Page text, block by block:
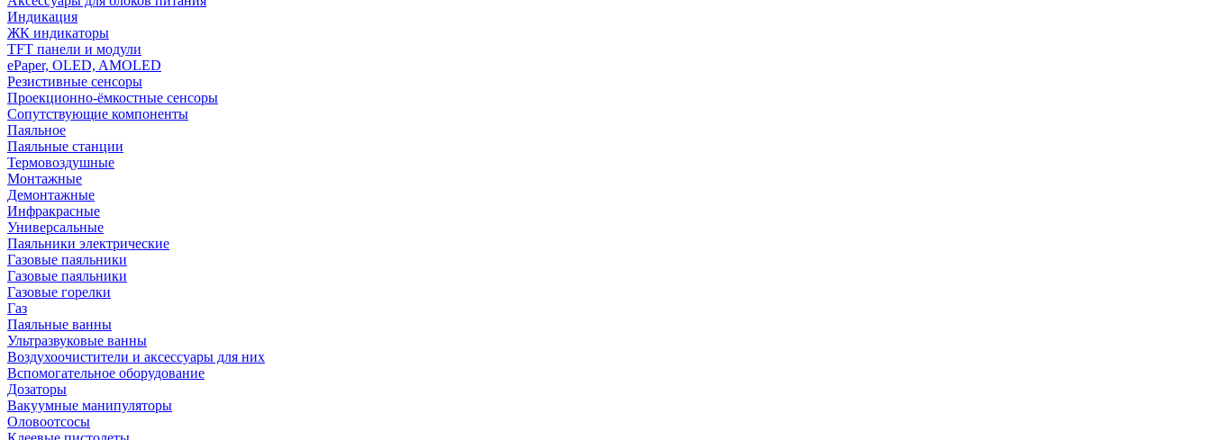
Индикация
ЖК индикаторы
TFT панели и модули
ePaper, OLED, AMOLED
Резистивные сенсоры
Проекционно-ёмкостные сенсоры
Сопутствующие компоненты
Паяльное
Паяльные станции
Термовоздушные
Монтажные
Демонтажные
Инфракрасные
Универсальные
Паяльники электрические
Газовые паяльники
Газовые паяльники
Газовые горелки
Газ
Паяльные ванны
Ультразвуковые ванны
Воздухоочистители и аксессуары для них
Вспомогательное оборудование
Дозаторы
Вакуумные манипуляторы
Оловоотсосы